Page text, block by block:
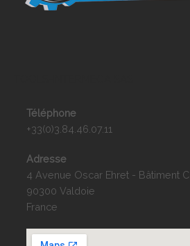
Téléphone
+33(0)3.84.46.07.11
Adresse
4 Avenue Oscar Ehret - Bâtiment C
90300 Valdoie
France